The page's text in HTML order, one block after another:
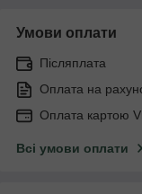
Умови оплати
Післяплата
Оплата на
Оплата картою
Всі умови оплати